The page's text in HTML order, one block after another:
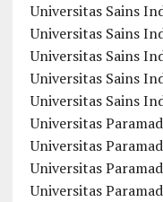
Universitas Sains
Universitas Sains
Universitas Sains
Universitas Sains
Universitas Sains
Universitas
Universitas
Universitas
Universitas